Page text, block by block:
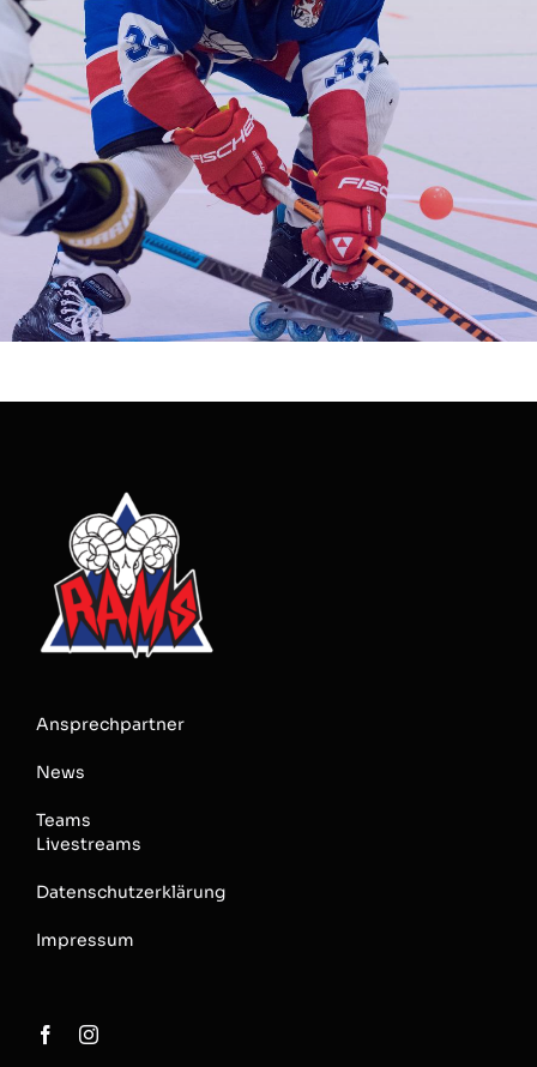
Ansprechpartner
News
Teams
Livestreams
Datenschutzerklärung
Impressum